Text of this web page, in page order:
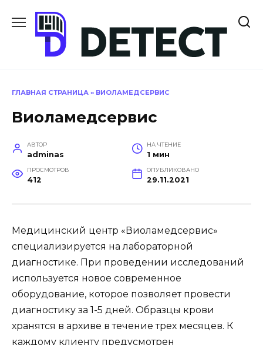
содержанию
ГЛАВНАЯ СТРАНИЦА » ВИОЛАМЕДСЕРВИС
Виоламедсервис
АВТОР
adminas
НА ЧТЕНИЕ
1 мин
ПРОСМОТРОВ
412
ОПУБЛИКОВАНО
29.11.2021
Медицинский центр «Виоламедсервис»
специализируется на лабораторной
диагностике. При проведении исследований
используется новое современное
оборудование, которое позволяет провести
диагностику за 1-5 дней. Образцы крови
хранятся в архиве в течение трех месяцев. К
каждому клиенту предусмотрен